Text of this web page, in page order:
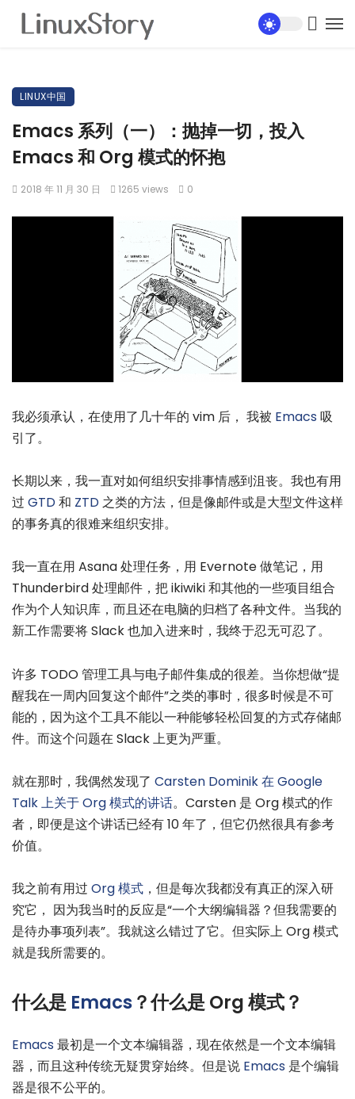
LINUX中国
Emacs 系列（一）：抛掉一切，投入
Emacs 和 Org 模式的怀抱
2018 年 11 月 30 日 1265 views 0
我必须承认，在使用了几十年的 vim 后， 我被 Emacs 吸
引了。
长期以来，我一直对如何组织安排事情感到沮丧。我也有用
过 GTD和 ZTD之类的方法，但是像邮件或是大型文件这样
的事务真的很难来组织安排。
我一直在用 Asana 处理任务，用 Evernote 做笔记，用
Thunderbird 处理邮件，把 ikiwiki 和其他的一些项目组合
作为个人知识库，而且还在电脑的归档了各种文件。当我的
新工作需要将 Slack 也加入进来时，我终于忍无可忍了。
许多 TODO 管理工具与电子邮件集成的很差。当你想做“提
醒我在一周内回复这个邮件”之类的事时，很多时候是不可
能的，因为这个工具不能以一种能够轻松回复的方式存储邮
件。而这个问题在 Slack 上更为严重。
就在那时，我偶然发现了 Carsten Dominik 在 Google
Talk 上关于 Org 模式的讲话。Carsten 是 Org 模式的作
者，即便是这个讲话已经有 10 年了，但它仍然很具有参考
价值。
我之前有用过 Org 模式 ，但是每次我都没有真正的深入研
究它， 因为我当时的反应是“一个大纲编辑器？但我需要的
是待办事项列表”。我就这么错过了它。但实际上 Org 模式
就是我所需要的。
什么是 Emacs？什么是 Org 模式？
Emacs 最初是一个文本编辑器，现在依然是一个文本编辑
器，而且这种传统无疑贯穿始终。但是说 Emacs 是个编辑
器是很不公平的。